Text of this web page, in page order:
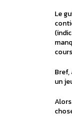
Le
Bref,
un